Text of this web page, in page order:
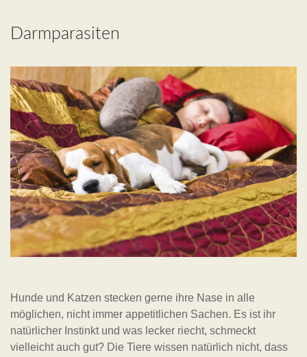
Darmparasiten
Hunde und Katzen stecken gerne ihre Nase in alle
möglichen, nicht immer appetitlichen Sachen. Es ist ihr
natürlicher Instinkt und was lecker riecht, schmeckt
vielleicht auch gut? Die Tiere wissen natürlich nicht, dass